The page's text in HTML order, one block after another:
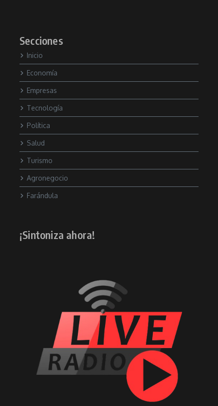
Secciones
Inicio
Economía
Empresas
Tecnología
Política
Salud
Turismo
Agronegocio
Farándula
¡Sintoniza ahora!